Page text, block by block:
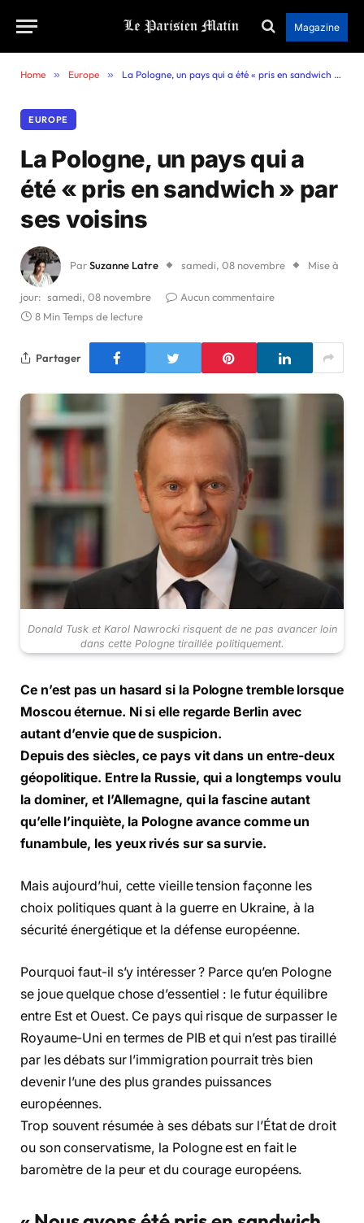
Magazine
Home » Europe » La Pologne, un pays qui a été « pris en sandwich » par ses voisins
EUROPE
La Pologne, un pays qui a
été « pris en sandwich » par
ses voisins
ParSuzanne Latre samedi, 08 novembre Mise à
jour: samedi, 08 novembre
Aucun commentaire
8 Min Temps de lecture
Partager
Donald Tusk et Karol Nawrocki risquent de ne pas avancer loin
dans cette Pologne tiraillée politiquement.
Ce n’est pas un hasard si la Pologne tremble lorsque
Moscou éternue. Ni si elle regarde Berlin avec
autant d’envie que de suspicion.
Depuis des siècles, ce pays vit dans un entre-deux
géopolitique. Entre la Russie, qui a longtemps voulu
la dominer, et l’Allemagne, qui la fascine autant
qu’elle l’inquiète, la Pologne avance comme un
funambule, les yeux rivés sur sa survie.
Mais aujourd’hui, cette vieille tension façonne les
choix politiques quant à la guerre en Ukraine, à la
sécurité énergétique et la défense européenne.
Pourquoi faut-il s’y intéresser ? Parce qu’en Pologne
se joue quelque chose d’essentiel : le futur équilibre
entre Est et Ouest. Ce pays qui risque de surpasser le
Royaume-Uni en termes de PIB et qui n’est pas tiraillé
par les débats sur l’immigration pourrait très bien
devenir l’une des plus grandes puissances
européennes.
Trop souvent résumée à ses débats sur l’État de droit
ou son conservatisme, la Pologne est en fait le
baromètre de la peur et du courage européens.